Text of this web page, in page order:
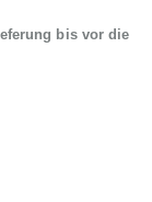
bis vor die